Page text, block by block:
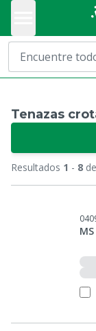
Tenazas
Resultados 1 - 8 de